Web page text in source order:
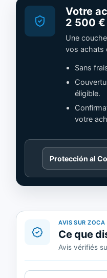
Votre
2 500 €
Une
vos achats
Sans
éligible.
votre
Cargando
contenido
de
Trusted
Protección al
AVIS SUR ZOCA
Ce que
Avis vérifiés